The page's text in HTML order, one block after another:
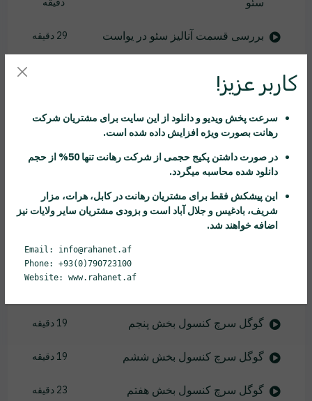
بررسی قسمت آنالیز سئو در یواست 29 دقیقه
schema
سئو سایت های فروشگاهی بخش اول 23 دقیقه
سئو سایت های فروشگاهی بخش دوم 22 دقیقه
گوگل سرچ کنسول
گوگل سرچ کنسول بخش دوم
گوگل سرچ کنسول بخش سوم 20 دقیقه
گوگل سرچ کنسول بخش پنجم 19 دقیقه
گوگل سرچ کنسول بخش ششم 19 دقیقه
گوگل سرچ کنسول بخش هفتم 23 دقیقه
کاربر عزیز!
سرعت پخش ویدیو و دانلود از این سایت برای مشتریان شرکت
رهانت بصورت ویژه افزایش داده شده است.
در صورت داشتن پکیج حجمی از شرکت رهانت
تنها 50% از حجم
دانلود شده محاسبه میگردد.
این پیشکش فقط برای مشتریان رهانت در کابل، هرات، مزار
شریف، بادغیس و جلال آباد است و بزودی مشتریان سایر ولایات نیز
اضافه خواهند شد.
Email: info@rahanet.af
Phone: +93(0)790723100
Website: www.rahanet.af